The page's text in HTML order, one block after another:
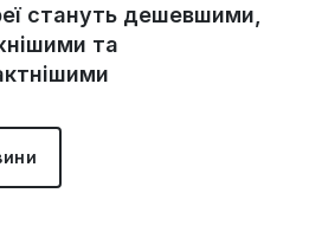
стануть дешевшими,
та